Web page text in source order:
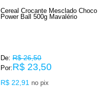
Cereal Crocante Mesclado Choco
Power Ball 500g Mavalério
De: R$ 26,50
Por:R$ 23,50
R$ 22,91 no pix